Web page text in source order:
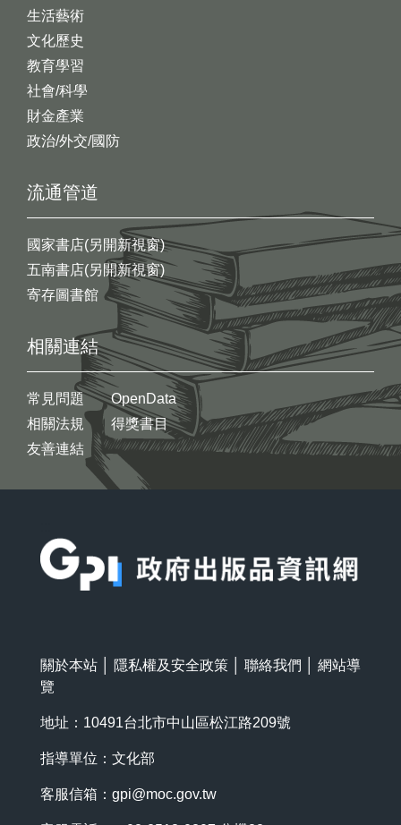
生活藝術
文化歷史
教育學習
社會/科學
財金產業
政治/外交/國防
流通管道
國家書店(另開新視窗)
五南書店(另開新視窗)
寄存圖書館
相關連結
常見問題
相關法規
友善連結
OpenData
得獎書目
關於本站 隱私權及安全政策 聯絡我們
網站導
覽
地址：10491台北市中山區松江路209號
指導單位：文化部
客服信箱： gpi@moc.gov.tw